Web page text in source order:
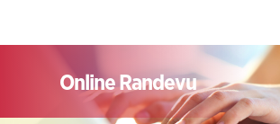
Online Randevu